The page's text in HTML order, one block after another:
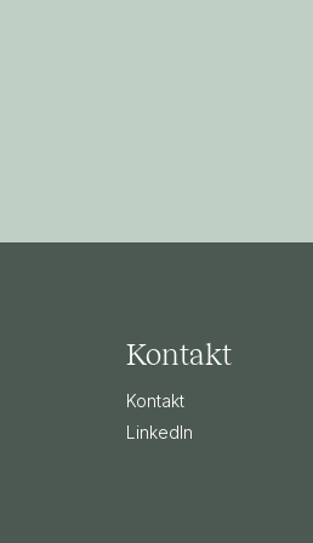
Kontakt
Kontakt
LinkedIn